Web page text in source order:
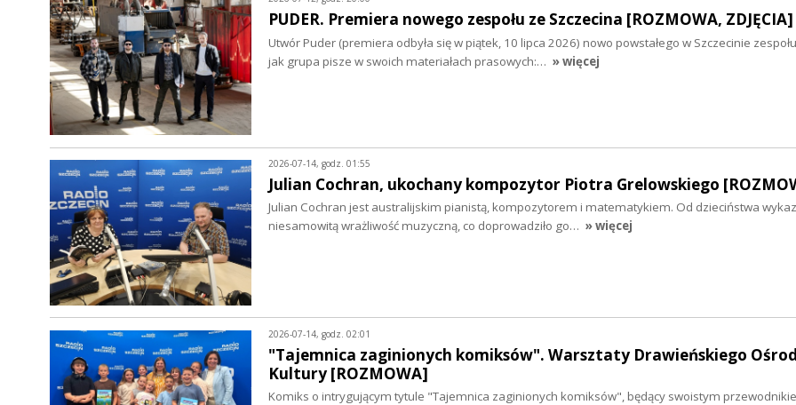
PUDER. Premiera nowego zespołu ze Szczecina [ROZMOWA, ZDJĘCIA]
Utwór Puder (premiera odbyła się w piątek, 10 lipca 2026) nowo powstałego w Szczecinie
jak grupa pisze w swoich materiałach prasowych:… » więcej
2026-07-14, godz. 01:55
Julian Cochran, ukochany kompozytor Piotra Grelowskiego
Julian Cochran jest australijskim pianistą, kompozytorem i matematykiem. Od dzieciństwa
niesamowitą wrażliwość muzyczną, co doprowadziło go… » więcej
2026-07-14, godz. 02:01
"Tajemnica zaginionych komiksów". Warsztaty Drawieńskiego
Kultury [ROZMOWA]
Komiks o intrygującym tytule "Tajemnica zaginionych komiksów", będący swoistym